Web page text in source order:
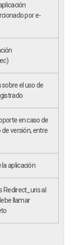
por e-
el uso de
en caso de
versión, entre
aplicación
Redirect_uris al
llamar